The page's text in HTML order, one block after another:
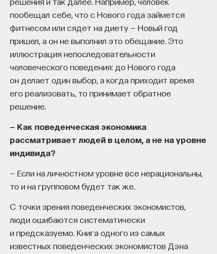
пообещал себе, что с Нового года займется
фитнесом или сядет на диету — Новый год
пришел, а он не выполнил это обещание. Это
иллюстрация непоследовательности
человеческого поведения: до Нового года
он делает один выбор, а когда приходит время
его реализовать, то принимает обратное
решение.
— Как поведенческая экономика
рассматривает людей в целом, а не на уровне
индивида?
— Если на личностном уровне все нерациональны,
то и на групповом будет так же.
С точки зрения поведенческих экономистов,
люди ошибаются систематически
и предсказуемо. Книга одного из самых
известных поведенческих экономистов Дэна